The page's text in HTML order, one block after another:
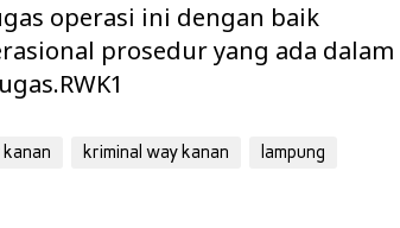
operasi ini dengan baik
prosedur yang ada dalam
kriminal way kanan
lampung